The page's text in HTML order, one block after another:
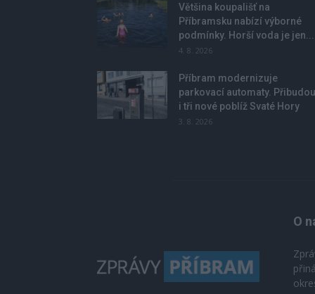
Většina koupališť na
Příbramsku nabízí výborné
podmínky. Horší voda je jen...
4. 8. 2026
Příbram modernizuje
parkovací automaty. Přibudou
i tři nové poblíž Svaté Hory
3. 8. 2026
O